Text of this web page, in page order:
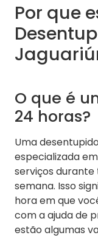
Por que
O que é
24 horas?
Uma
especializada
serviços durante
semana. Isso
hora em que
com a ajuda de
estão algumas